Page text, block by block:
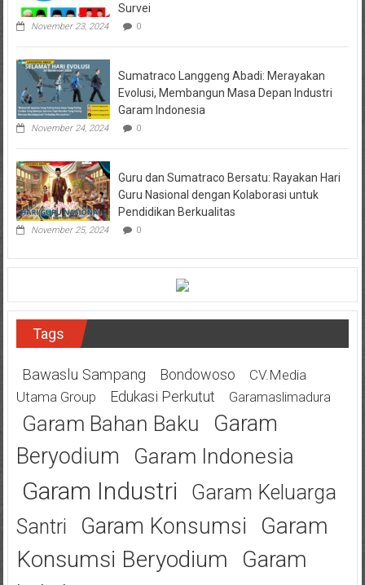
Survei
November 23, 2024 0
Sumatraco Langgeng Abadi: Merayakan
Evolusi, Membangun Masa Depan Industri
Garam Indonesia
November 24, 2024 0
Guru dan Sumatraco Bersatu: Rayakan Hari
Guru Nasional dengan Kolaborasi untuk
Pendidikan Berkualitas
November 25, 2024 0
Tags
Bawaslu Sampang Bondowoso
CV.Media
Utama Group
Edukasi Perkutut Garamaslimadura
Garam Bahan Baku
Garam
Beryodium
Garam Indonesia
Garam Industri
Garam Keluarga
Santri
Garam Konsumsi
Garam
Konsumsi Beryodium
Garam